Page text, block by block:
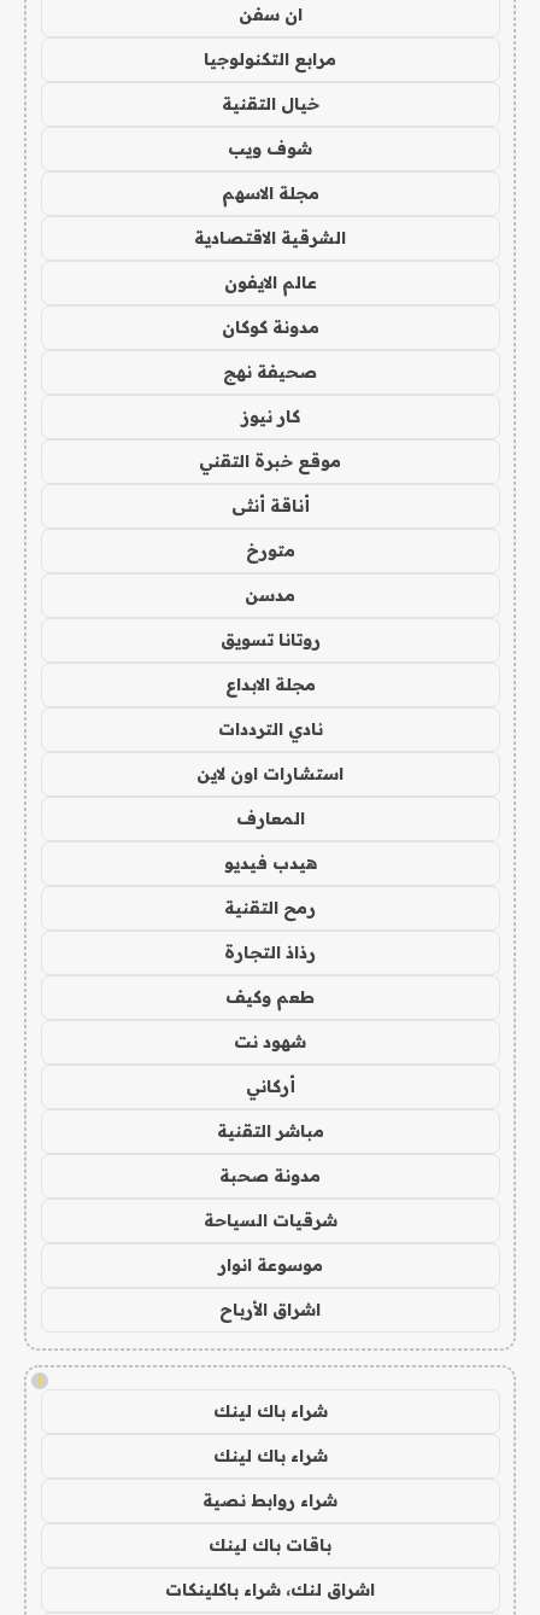
ان سفن
مرابع التكنولوجيا
خيال التقنية
شوف ويب
مجلة الاسهم
الشرقية الاقتصادية
عالم الايفون
مدونة كوكان
صحيفة نهج
كار نيوز
موقع خبرة التقني
أناقة أنثى
متورخ
مدسن
روتانا تسويق
مجلة الابداع
نادي الترددات
استشارات اون لاين
المعارف
هيدب فيديو
رمح التقنية
رذاذ التجارة
طعم وكيف
شهود نت
أركاني
مباشر التقنية
مدونة صحبة
شرقيات السياحة
موسوعة انوار
اشراق الأرباح
!
شراء باك لينك
شراء باك لينك
شراء روابط نصية
باقات باك لينك
اشراق لنك، شراء باكلينكات